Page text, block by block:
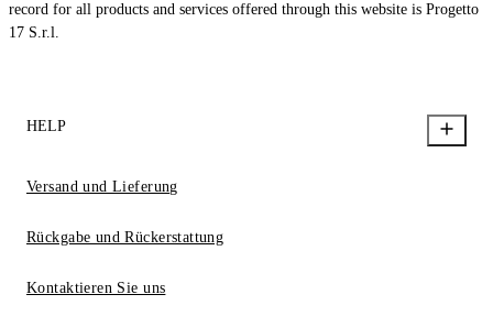
record for all products and services offered through this website is Progetto
17 S.r.l.
HELP
Versand und Lieferung
Rückgabe und Rückerstattung
Kontaktieren Sie uns